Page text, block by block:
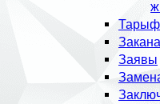
Заявы